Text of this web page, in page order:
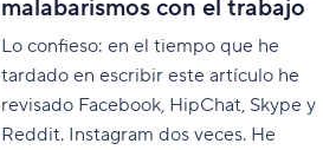
malabarismos con el trabajo
Lo confieso: en el tiempo que he
tardado en escribir este artículo he
revisado Facebook, HipChat, Skype y
Reddit. Instagram dos veces. He